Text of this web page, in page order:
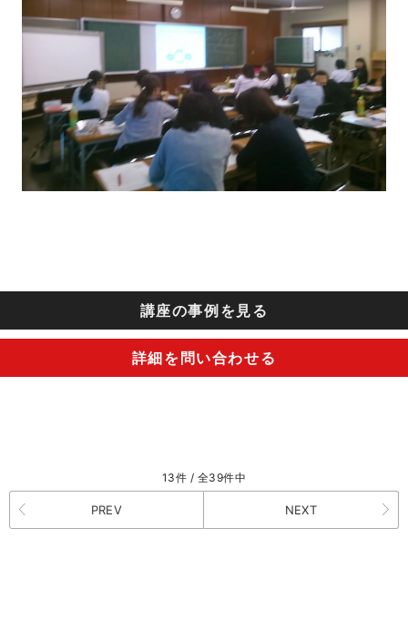
講座の事例を見る
詳細を問い合わせる
13件 / 全39件中
PREV NEXT